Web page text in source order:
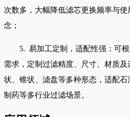
次数多，大幅降低滤芯更换频率与
念；
5. 易加工定制，适配性强：可
需求，定制过滤精度、尺寸、材质
状、锥状、滤盘等多种形态，适配
制药等多行业过滤场景。